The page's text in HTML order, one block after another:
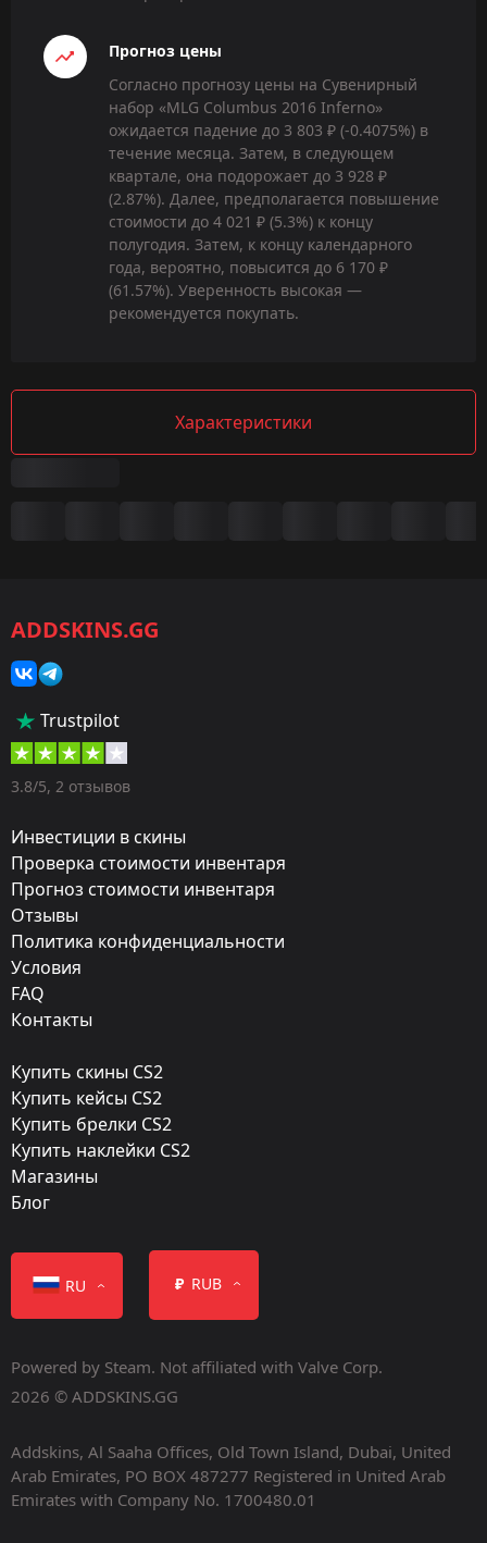
Прогноз цены
Согласно прогнозу цены на Сувенирный
набор «MLG Columbus 2016 Inferno»
ожидается падение до 3 803 ₽ (-0.4075%) в
течение месяца. Затем, в следующем
квартале, она подорожает до 3 928 ₽
(2.87%). Далее, предполагается повышение
стоимости до 4 021 ₽ (5.3%) к концу
полугодия. Затем, к концу календарного
года, вероятно, повысится до 6 170 ₽
(61.57%). Уверенность высокая —
рекомендуется покупать.
Характеристики
Категория:
Сувенирные наборы
Контейнер
Дизайнер:
Турнир:
2016 MLG Columbus
Карта:
Inferno
Дата релиза:
Март 28, 2016
Базового класса
Все контейнер
ADDSKINS.GG
Trustpilot
3.8/5, 2 отзывов
Инвестиции в скины
Проверка стоимости инвентаря
Прогноз стоимости инвентаря
Отзывы
Политика конфиденциальности
Условия
FAQ
Контакты
Купить скины CS2
Купить кейсы CS2
Купить брелки CS2
Купить наклейки CS2
Магазины
Блог
RU ₽ RUB
Powered by Steam. Not affiliated with Valve Corp.
2026 © ADDSKINS.GG
Addskins, Al Saaha Offices, Old Town Island, Dubai, United
Arab Emirates, PO BOX 487277 Registered in United Arab
Emirates with Company No. 1700480.01